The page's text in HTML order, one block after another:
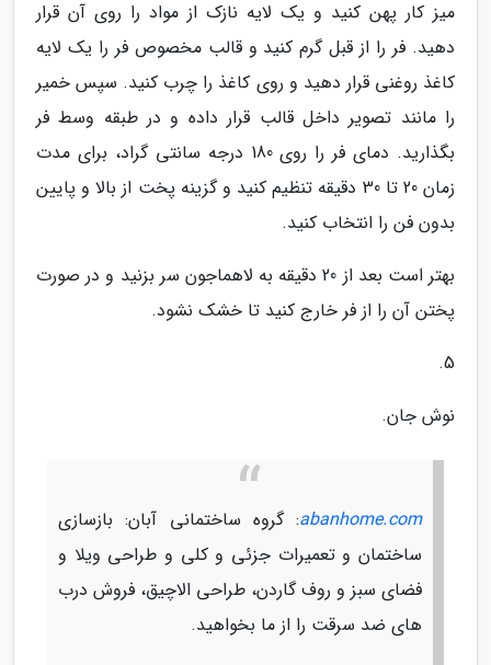
میز کار پهن کنید و یک لایه نازک از مواد را روی آن قرار
دهید. فر را از قبل گرم کنید و قالب مخصوص فر را یک لایه
کاغذ روغنی قرار دهید و روی کاغذ را چرب کنید. سپس خمیر
را مانند تصویر داخل قالب قرار داده و در طبقه وسط فر
بگذارید. دمای فر را روی 180 درجه سانتی گراد، برای مدت
زمان 20 تا 30 دقیقه تنظیم کنید و گزینه پخت از بالا و پایین
بدون فن را انتخاب کنید.
بهتر است بعد از 20 دقیقه به لاهماجون سر بزنید و در صورت
پختن آن را از فر خارج کنید تا خشک نشود.
5.
نوش جان.
abanhome.com: گروه ساختمانی آبان: بازسازی
ساختمان و تعمیرات جزئی و کلی و طراحی ویلا و
فضای سبز و روف گاردن، طراحی الاچیق، فروش درب
های ضد سرقت را از ما بخواهید.